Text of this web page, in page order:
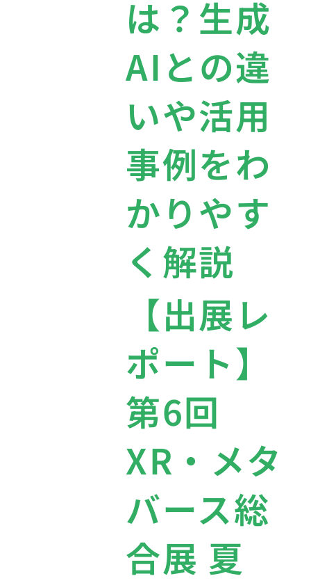
は？生成
AIとの違
いや活用
事例をわ
かりやす
く解説
【出展レ
ポート】
第6回
XR・メタ
バース総
合展 夏